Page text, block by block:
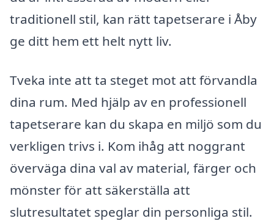
traditionell stil, kan rätt tapetserare i Åby
ge ditt hem ett helt nytt liv.
Tveka inte att ta steget mot att förvandla
dina rum. Med hjälp av en professionell
tapetserare kan du skapa en miljö som du
verkligen trivs i. Kom ihåg att noggrant
överväga dina val av material, färger och
mönster för att säkerställa att
slutresultatet speglar din personliga stil.